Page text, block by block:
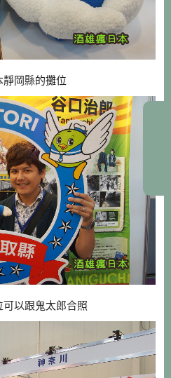
靜岡縣的攤位
可以跟鬼太郎合照